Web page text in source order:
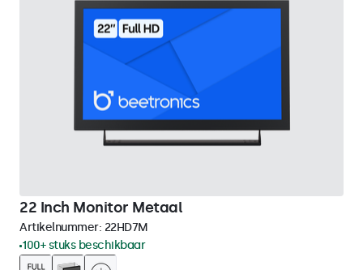
22 Inch Monitor Metaal
Artikelnummer: 22HD7M
100+ stuks beschikbaar